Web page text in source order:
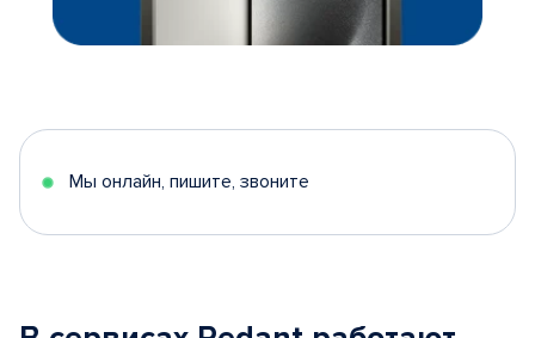
Мы онлайн, пишите, звоните